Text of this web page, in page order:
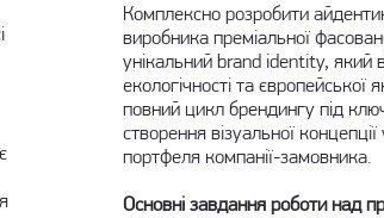
Комплексно розробити
виробника преміальної
унікальний brand identity, який
екологічності та
повний цикл брендингу під
створення візуальної
портфеля компанії-замовника.
Основні завдання роботи над